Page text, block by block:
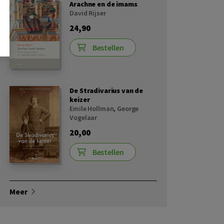
Arachne en de imams
David Rijser
24,90
Bestellen
De Stradivarius van de
keizer
Emile Hollman, George
Vogelaar
20,00
Bestellen
Meer